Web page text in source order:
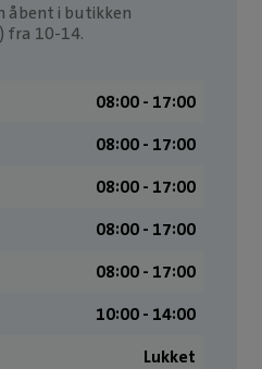
åbent i butikken
fra 10-14.
08:00 ­- 17:00
08:00 ­- 17:00
08:00 ­- 17:00
08:00 ­- 17:00
08:00 ­- 17:00
10:00 ­- 14:00
Lukket